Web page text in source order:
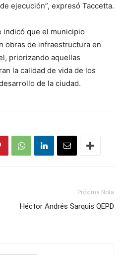
ejecución”, expresó Taccetta.
indicó que el municipio
obras de infraestructura en
priorizando aquellas
la calidad de vida de los
de la ciudad.
Próxima Nota
Héctor Andrés Sarquis QEPD